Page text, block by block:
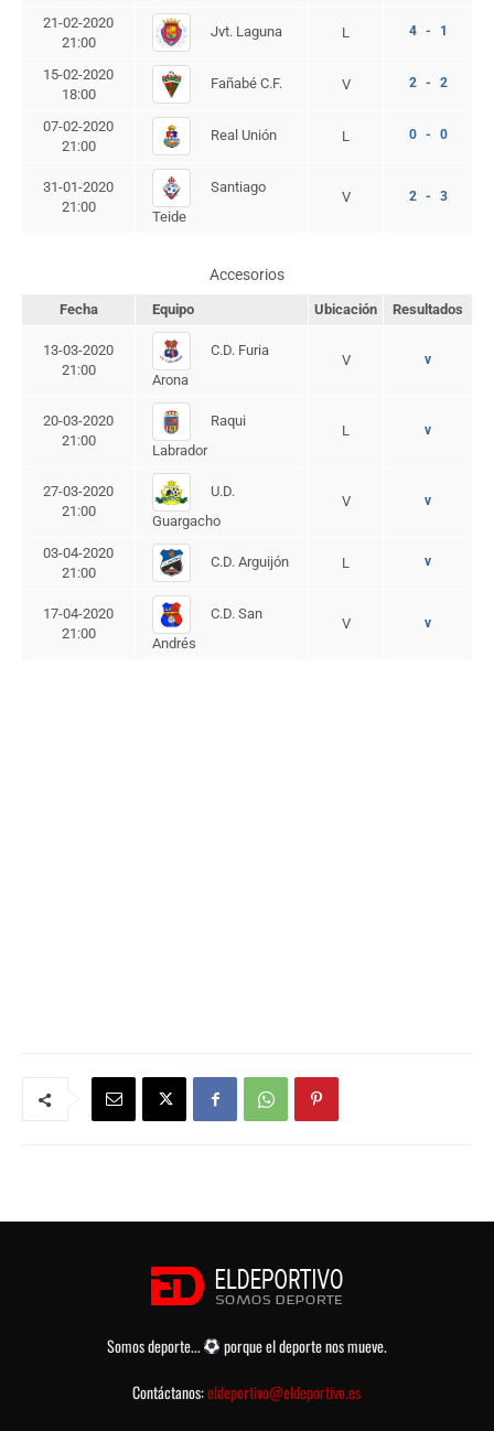
21-02-2020
21:00
Jvt. Laguna L 4 - 1
15-02-2020
18:00
Fañabé C.F. V 2 - 2
07-02-2020
21:00
Real Unión L 0 - 0
31-01-2020
21:00
Santiago
Teide
V 2 - 3
Accesorios
Fecha Equipo Ubicación Resultados
13-03-2020
21:00
C.D. Furia
Arona
V v
20-03-2020
21:00
Raqui
Labrador
L v
27-03-2020
21:00
U.D.
Guargacho
V v
03-04-2020
21:00
C.D. Arguijón L v
17-04-2020
21:00
C.D. San
Andrés
V v
Somos deporte...
porque el deporte nos mueve.
Contáctanos:eldeportivo@eldeportivo.es